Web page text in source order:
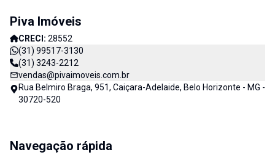
Piva Imóveis
CRECI: 28552
(31) 99517-3130
(31) 3243-2212
vendas@pivaimoveis.com.br
Rua Belmiro Braga, 951, Caiçara-Adelaide, Belo Horizonte - MG -
30720-520
Navegação rápida